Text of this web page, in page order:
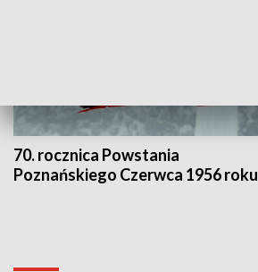
70. rocznica Powstania
Poznańskiego Czerwca 1956 roku